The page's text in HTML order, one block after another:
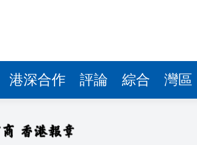
港深合作 評論 綜合 灣區
察團來瓊考察
消費約18億元
收2.58萬億 利潤總額近936億
圳，共奏客家文化傳承新篇章
處理黎智英求情 罪證如山豈能妄想輕判